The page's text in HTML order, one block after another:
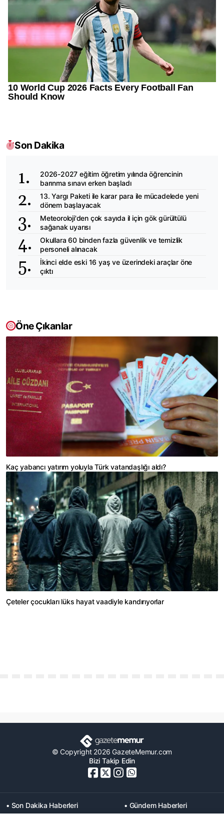
Son Dakika
2026-2027 eğitim öğretim yılında öğrencinin
barınma sınavı erken başladı
13. Yargı Paketi ile karar para ile mücadelede yeni
dönem başlayacak
Meteoroloji'den çok sayıda il için gök gürültülü
sağanak uyarısı
Okullara 60 binden fazla güvenlik ve temizlik
personeli alınacak
İkinci elde eski 16 yaş ve üzerindeki araçlar öne
çıktı
Öne Çıkanlar
Kaç yabancı yatırım yoluyla Türk vatandaşlığı aldı?
Çeteler çocukları lüks hayat vaadiyle kandırıyorlar
© Copyright 2026 GazeteMemur.com
Bizi Takip Edin
• Son Dakika Haberleri
• Gündem Haberleri